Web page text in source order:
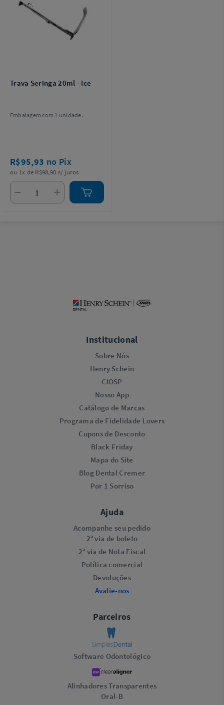
Trava Seringa 20ml - Ice
Embalagem com 1 unidade.
R$95,93 no Pix
ou 1x de R$98,90 s/ juros
Institucional
Sobre Nós
Henry Schein
CIOSP
Nosso App
Catálogo de Marcas
Programa de Fidelidade Lovers​
Cupons de Desconto
Black Friday
Mapa do Site
Blog Dental Cremer
Por 1 Sorriso
Ajuda
Acompanhe seu pedido
2ª via de boleto
2ª via de Nota Fiscal
Política comercial
Devoluções
Avalie-nos
Parceiros
Software Odontológico
Alinhadores Transparentes
Oral-B